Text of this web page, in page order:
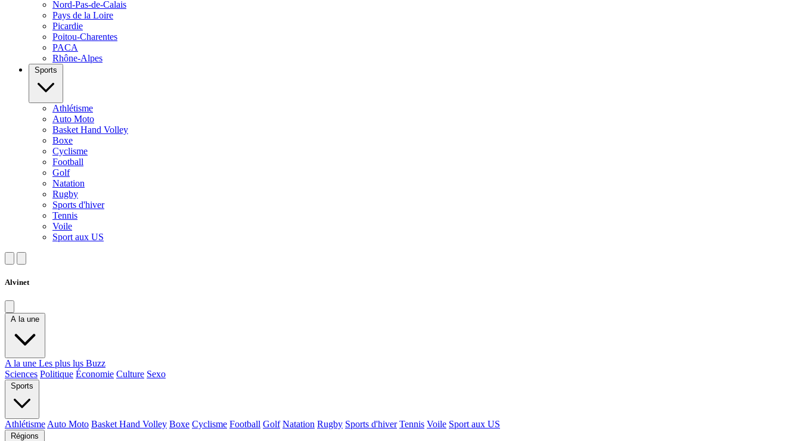
Nord-Pas-de-Calais
Pays de la Loire
Picardie
Poitou-Charentes
PACA
Rhône-Alpes
Sports
Athlétisme
Auto Moto
Basket Hand Volley
Boxe
Cyclisme
Football
Golf
Natation
Rugby
Sports d'hiver
Tennis
Voile
Sport aux US
Alvinet
A la une
A la une Les plus lus Buzz
Sciences Politique Économie Culture Sexo
Sports
Athlétisme Auto Moto Basket Hand Volley Boxe Cyclisme Football Golf Natation Rugby Sports d'hiver Tennis Voile Sport aux US
Régions